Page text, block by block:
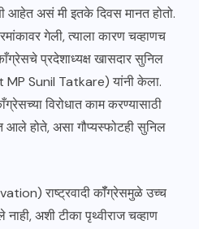
आहेत असं मी इतके दिवस मानत होतो.
गेली, त्याला कारण चव्हाणच
प्रदेशाध्यक्ष खासदार सुनिल
Sunil Tatkare) यांनी केला.
विरोधात काम करण्यासाठी
आले होते, असा गौप्यस्फोटही सुनिल
राष्ट्रवादी कॉँग्रेसमुळे उच्च
अशी टीका पृथ्वीराज चव्हाण